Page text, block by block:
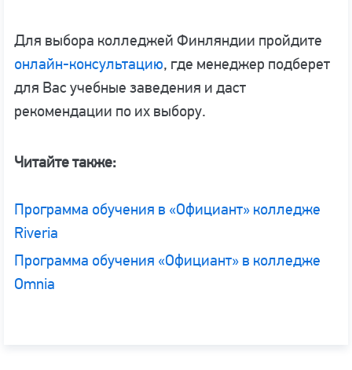
Для выбора колледжей Финляндии пройдите
онлайн-консультацию, где менеджер подберет
для Вас учебные заведения и даст
рекомендации по их выбору.
Читайте также:
Программа обучения в «Официант» колледже
Riveria
Программа обучения «Официант» в колледже
Omnia